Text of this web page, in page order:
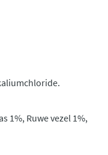
1%, Ruwe vezel 1%,